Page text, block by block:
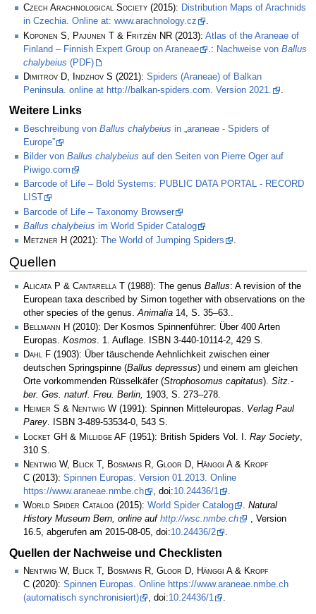
Czech Arachnological Society (2015): Distribution Maps of Arachnids
in Czechia. Online at: www.arachnology.cz
.
Koponen S, Pajunen T & Fritzén NR (2013): Atlas of the Araneae of
Finland – Finnish Expert Group on Araneae
.: Nachweise von Ballus
chalybeius (PDF)
Dimitrov D, Indzhov S (2021): Spiders (Araneae) of Balkan
Peninsula. online at http://balkan-spiders.com. Version 2021.
.
Weitere Links
Beschreibung von Ballus chalybeius in „araneae - Spiders of
Europe”
Bilder von Ballus chalybeius auf den Seiten von Pierre Oger auf
Piwigo.com
Barcode of Life – Bold Systems: PUBLIC DATA PORTAL - RECORD
LIST
Barcode of Life – Taxonomy Browser
Ballus chalybeius im World Spider Catalog
Metzner H (2021): The World of Jumping Spiders .
Quellen
Alicata P & Cantarella T (1988): The genus Ballus: A revision of the
European taxa described by Simon together with observations on the
other species of the genus. Animalia 14, S. 35–63..
Bellmann H (2010): Der Kosmos Spinnenführer: Über 400 Arten
Europas. Kosmos. 1. Auflage. ISBN 3-440-10114-2, 429 S.
Dahl F (1903): Über täuschende Aehnlichkeit zwischen einer
deutschen Springspinne (Ballus depressus) und einem am gleichen
Orte vorkommenden Rüsselkäfer (Strophosomus capitatus). Sitz.-
ber. Ges. naturf. Freu. Berlin, 1903, S. 273–278.
Heimer S & Nentwig W (1991): Spinnen Mitteleuropas. Verlag Paul
Parey. ISBN 3-489-53534-0, 543 S.
Locket GH & Millidge AF (1951): British Spiders Vol. I. Ray Society
310 S.
Nentwig W, Blick T, Bosmans R, Gloor D, Hänggi A & Kropf
C (2013): Spinnen Europas. Version 01.2013. Online
https://www.araneae.nmbe.ch
, doi:10.24436/1
.
World Spider Catalog (2015): World Spider Catalog . Natural
History Museum Bern, online auf http://wsc.nmbe.ch
, Version
16.5, abgerufen am 2015-08-05, doi:10.24436/2 .
Quellen der Nachweise und Checklisten
Nentwig W, Blick T, Bosmans R, Gloor D, Hänggi A & Kropf
C (2020): Spinnen Europas. Online https://www.araneae.nmbe.ch
(automatisch synchronisiert)
, doi:10.24436/1 .